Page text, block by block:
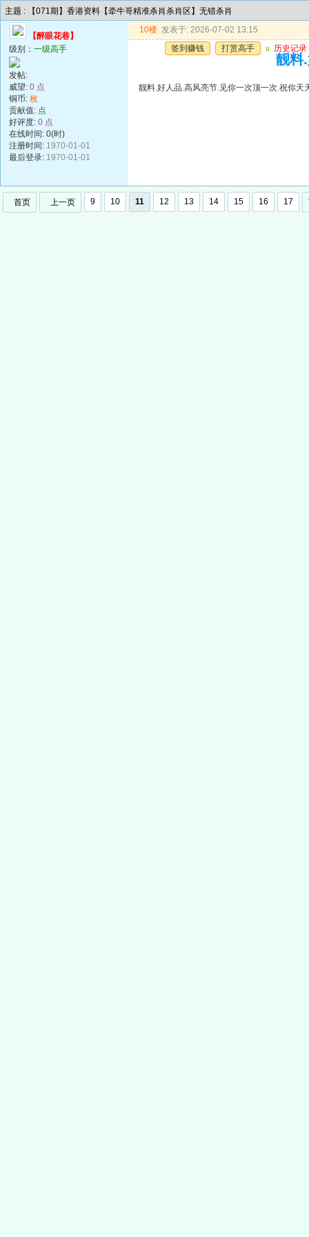
主题 : 【071期】香港资料【牵牛哥精准杀肖杀肖区】无错杀肖
【醉眼花巷】
级别： 一级高手
发帖:
威望: 0 点
铜币: 枚
贡献值: 点
好评度: 0 点
在线时间: 0(时)
注册时间: 1970-01-01
最后登录: 1970-01-01
10楼 发表于: 2026-07-02 13:15
签到赚钱
打赏高手 u 历史记录
靓料
靓料.好人品.高风亮节.见你一次顶一次.祝你天
首页 上一页 9 10 11 12 13 14 15 16 17